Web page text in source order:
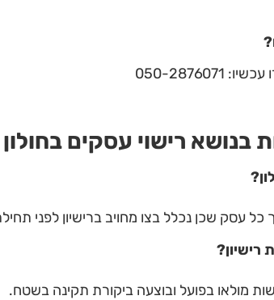
?
2876071
בנושא רישוי עסקים בחולון
?
עסק שכן נכלל בצו מחויב ברישיון לפני
?
מולאו בפועל ובוצעה ביקורת תקינה בשטח.